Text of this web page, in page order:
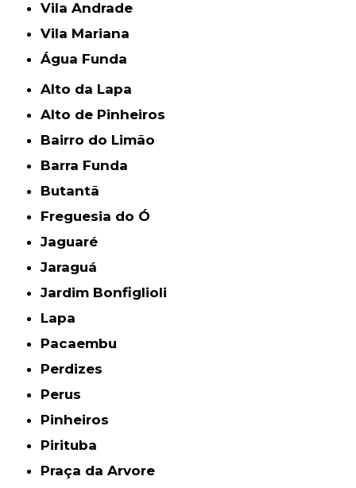
Vila Andrade
Vila Mariana
Água Funda
Alto da Lapa
Alto de Pinheiros
Bairro do Limão
Barra Funda
Butantã
Freguesia do Ó
Jaguaré
Jaraguá
Jardim Bonfiglioli
Lapa
Pacaembu
Perdizes
Perus
Pinheiros
Pirituba
Praça da Arvore